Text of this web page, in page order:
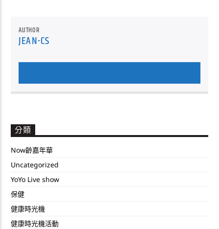
AUTHOR
JEAN-CS
分類
Now齡嘉年華
Uncategorized
YoYo Live show
保健
健康時光機
健康時光機活動